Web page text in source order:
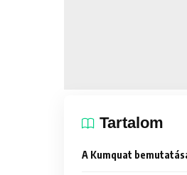
Tartalom
A Kumquat